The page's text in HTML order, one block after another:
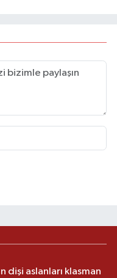
dişi aslanları klasman